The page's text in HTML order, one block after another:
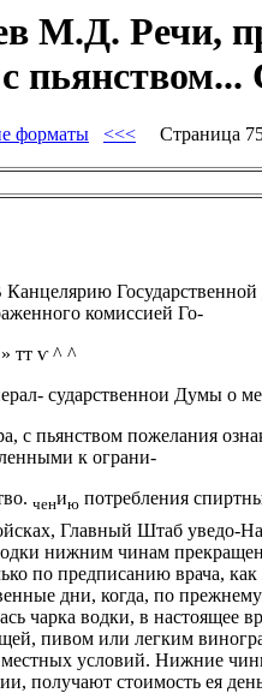
М.Д. Речи,
форматы <<< Страница
Канцелярию
комиссией Го-
тт ѵ ^ ^
сударственнои Думы о
с пьянством пожелания
к ограни-
чению потребления
Главный Штаб уведо-
нижним чинам
по предписанию врача,
дни, когда, по
чарка водки, в настоящее
пивом или легким
местных условий. Нижние
получают стоимость ея